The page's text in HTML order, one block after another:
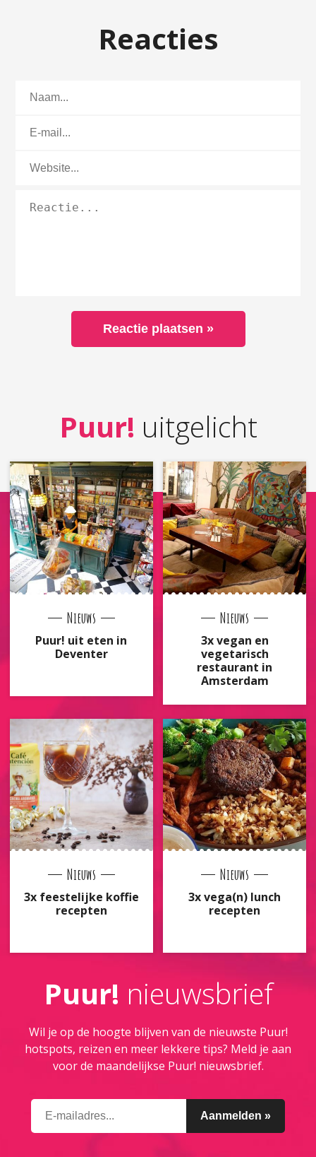
Reacties
Puur! uitgelicht
Nieuws
Puur! uit eten in
Deventer
Nieuws
3x vegan en
vegetarisch
restaurant in
Amsterdam
Nieuws
3x feestelijke koffie
recepten
Nieuws
3x vega(n) lunch
recepten
Puur! nieuwsbrief
Wil je op de hoogte blijven van de nieuwste Puur!
hotspots, reizen en meer lekkere tips? Meld je aan
voor de maandelijkse Puur! nieuwsbrief.